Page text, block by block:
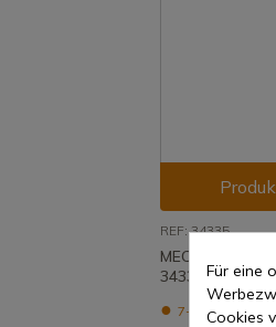
REF: 34335
MECHANIX
34335
7-15 Tage
Für eine
Cookies